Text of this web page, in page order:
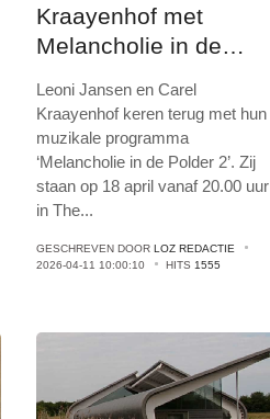
Kraayenhof met
Melancholie in de
Leoni Jansen en Carel
Kraayenhof keren terug met hun
muzikale programma
‘Melancholie in de Polder 2’. Zij
staan op 18 april vanaf 20.00 uur
in The...
GESCHREVEN DOORLOZ REDACTIE
2026-04-11 10:00:10
HITS 1555